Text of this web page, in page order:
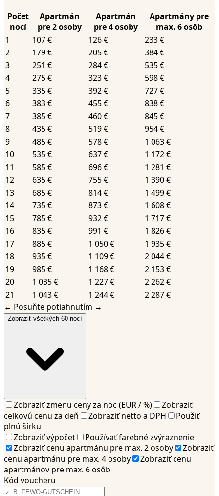
Počet
nocí
Apartmán
pre 2 osoby
Apartmán
pre 4 osoby
Apartmány pre
max. 6 osôb
1
107 € 126 €
233 €
2
179 € 205 €
384 €
3
251 € 284 €
535 €
4
275 € 323 €
598 €
5
335 € 392 €
727 €
6
383 € 455 €
838 €
7
385 € 460 €
845 €
8
435 € 519 €
954 €
9
485 € 578 €
1 063 €
10
535 € 637 €
1 172 €
11
585 € 696 €
1 281 €
12
635 € 755 €
1 390 €
13
685 € 814 €
1 499 €
14
735 € 873 €
1 608 €
15
785 € 932 €
1 717 €
16
835 € 991 €
1 826 €
17
885 € 1 050 €
1 935 €
18
935 € 1 109 €
2 044 €
19
985 € 1 168 €
2 153 €
20
1 035 € 1 227 €
2 262 €
21
1 043 € 1 244 €
2 287 €
← Posuňte potiahnutím →
Zobraziť všetkých 60 nocí
Zobraziť zmenu ceny za noc (EUR / %)
Zobraziť
celkovú cenu za deň
Zobraziť netto a DPH
Použiť
plnú šírku
Zobraziť výpočet
Používať farebné zvýraznenie
Zobraziť cenu apartmánu pre max. 2 osoby
Zobraziť
cenu apartmánu pre max. 4 osoby
Zobraziť cenu
apartmánov pre max. 6 osôb
Kód voucheru